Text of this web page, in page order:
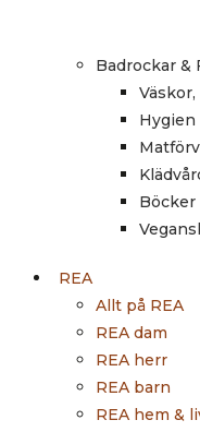
Badrockar &
Hygien
Böcker
REA
Allt på REA
REA dam
REA herr
REA barn
REA hem &